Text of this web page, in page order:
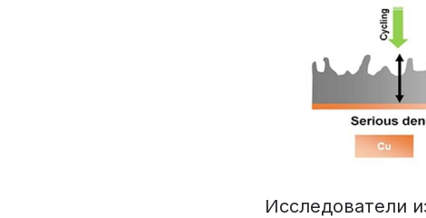
Исследователи